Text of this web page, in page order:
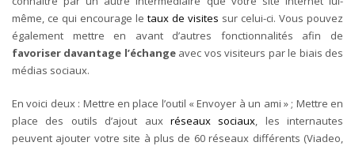
même, ce qui encourage le taux de visites sur celui-ci. Vous pouvez
également mettre en avant d’autres fonctionnalités afin de
favoriser davantage l’échangeavec vos visiteurs par le biais des
médias sociaux.
En voici deux: Mettre en place l’outil « Envoyer à un ami » ; Mettre en
place des outils d’ajout aux réseaux sociaux, les internautes
peuvent ajouter votre site à plus de 60 réseaux différents (Viadeo,